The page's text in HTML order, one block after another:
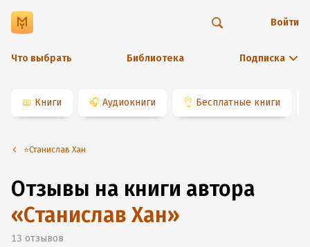
Что выбрать Библиотека Подписка
Войти
📖 Книги 🎧 Аудиокниги 👌 Бесплатные книги
⭐️Станислав Хан
Отзывы на книги автора
«Станислав Хан»
13 отзывов